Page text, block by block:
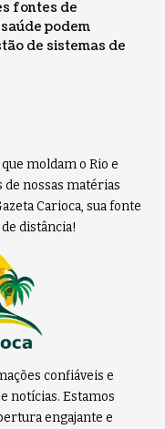
fontes de
podem
de sistemas de
moldam o Rio e
de nossas matérias
Carioca, sua fonte
distância!
confiáveis e
notícias. Estamos
engajante e